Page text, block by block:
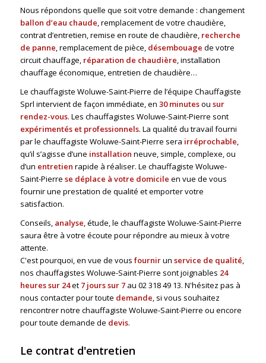
Nous répondons quelle que soit votre demande : changement
ballon d’eau chaude, remplacement de votre chaudière,
contrat d’entretien, remise en route de chaudière, recherche
de panne, remplacement de pièce, désembouage de votre
circuit chauffage, réparation de chaudière, installation
chauffage économique, entretien de chaudière…
Le chauffagiste Woluwe-Saint-Pierre de l’équipe Chauffagiste
Sprl intervient de façon immédiate, en 30 minutesou sur
rendez-vous. Les chauffagistes Woluwe-Saint-Pierre sont
expérimentés et professionnels. La qualité du travail fourni
par le chauffagiste Woluwe-Saint-Pierre sera irréprochable,
qu’il s’agisse d’une installation neuve, simple, complexe, ou
d’un entretien rapide à réaliser. Le chauffagiste Woluwe-
Saint-Pierre se déplace à votre domicile en vue de vous
fournir une prestation de qualité et emporter votre
satisfaction.
Conseils, analyse, étude, le chauffagiste Woluwe-Saint-Pierre
saura être à votre écoute pour répondre au mieux à votre
attente.
C'est pourquoi, en vue de vous fournirun service de qualité,
nos chauffagistes Woluwe-Saint-Pierre sont joignables 24
heures sur 24et 7 jours sur 7au 02 318 49 13. N'hésitez pas à
nous contacter pour toute demande, si vous souhaitez
rencontrer notre chauffagiste Woluwe-Saint-Pierre ou encore
pour toute demande de devis.
Le contrat d'entretien